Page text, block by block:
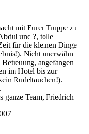
mit Eurer Truppe zu
und ?, tolle
für die kleinen Dinge
Nicht unerwähnt
angefangen
im Hotel bis zur
Rudeltauchen!).
ganze Team, Friedrich